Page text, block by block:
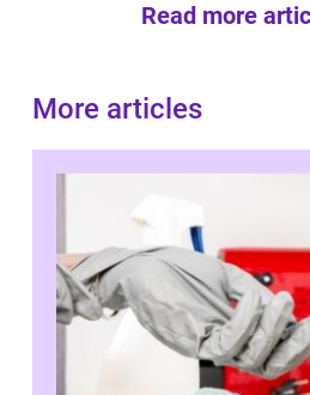
Read more
More articles